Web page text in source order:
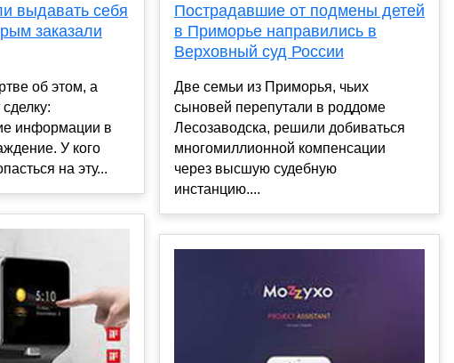
выдавать себя
заказали
об этом, а
информации в
У кого
на эту...
Пострадавшие от подмены детей
в Приморье направились в
Верховный суд России
Две семьи из Приморья, чьих
сыновей перепутали в роддоме
Лесозаводска, решили добиваться
многомиллионной компенсации
через высшую судебную
инстанцию....